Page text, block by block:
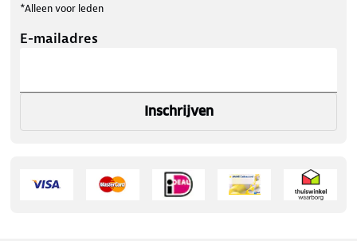
*Alleen voor leden
E-mailadres
Inschrijven